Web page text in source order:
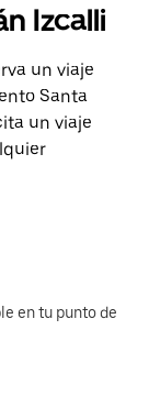
Izcalli
un viaje
Santa
un viaje
en tu punto de